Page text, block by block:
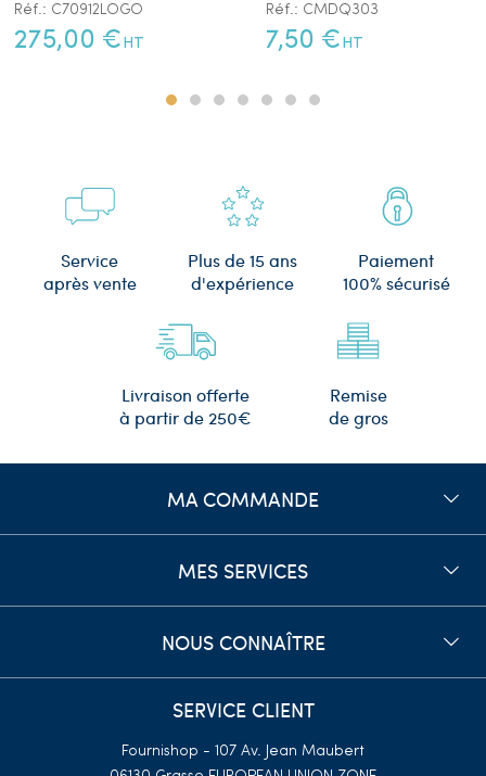
Réf.: C70912LOGO
275,00 € HT
Réf.: CMDQ303
7,50 € HT
Service
après vente
Plus de 15 ans
d'expérience
Paiement
100% sécurisé
Livraison offerte
à partir de 250€
Remise
de gros
MA COMMANDE
MES SERVICES
NOUS CONNAÎTRE
SERVICE CLIENT
Fournishop - 107 Av. Jean Maubert